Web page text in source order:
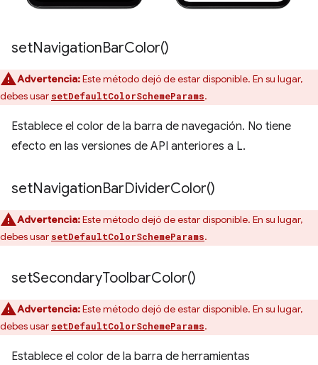
setNavigationBarColor()
Advertencia:Este método dejó de estar disponible. En su lugar,
debes usar setDefaultColorSchemeParams.
Establece el color de la barra de navegación. No tiene
efecto en las versiones de API anteriores a L.
setNavigationBarDividerColor()
Advertencia:Este método dejó de estar disponible. En su lugar,
debes usar setDefaultColorSchemeParams.
setSecondaryToolbarColor()
Advertencia:Este método dejó de estar disponible. En su lugar,
debes usar setDefaultColorSchemeParams.
Establece el color de la barra de herramientas